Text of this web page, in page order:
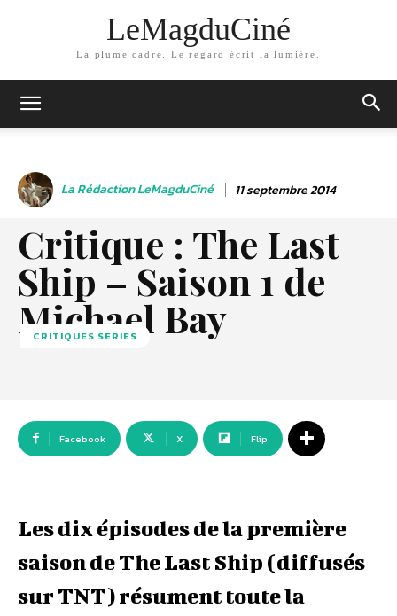
LeMagduCiné
La plume cadre. Le regard écrit la lumière.
La Rédaction LeMagduCiné 11 septembre 2014
Critique : The Last
Ship – Saison 1 de
Michael Bay
CRITIQUES SERIES
Facebook X Flip
Les dix épisodes de la première
saison de The Last Ship (diffusés
sur TNT) résument toute la